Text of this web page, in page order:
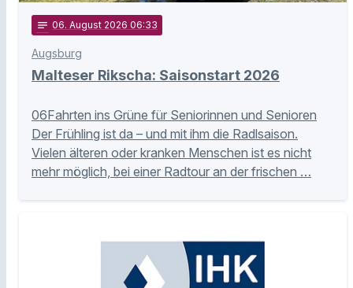
notes 06. August 2026 06:33
Augsburg
Malteser Rikscha: Saisonstart 2026
06Fahrten ins Grüne für Seniorinnen und Senioren
Der Frühling ist da – und mit ihm die Radlsaison.
Vielen älteren oder kranken Menschen ist es nicht
mehr möglich, bei einer Radtour an der frischen …